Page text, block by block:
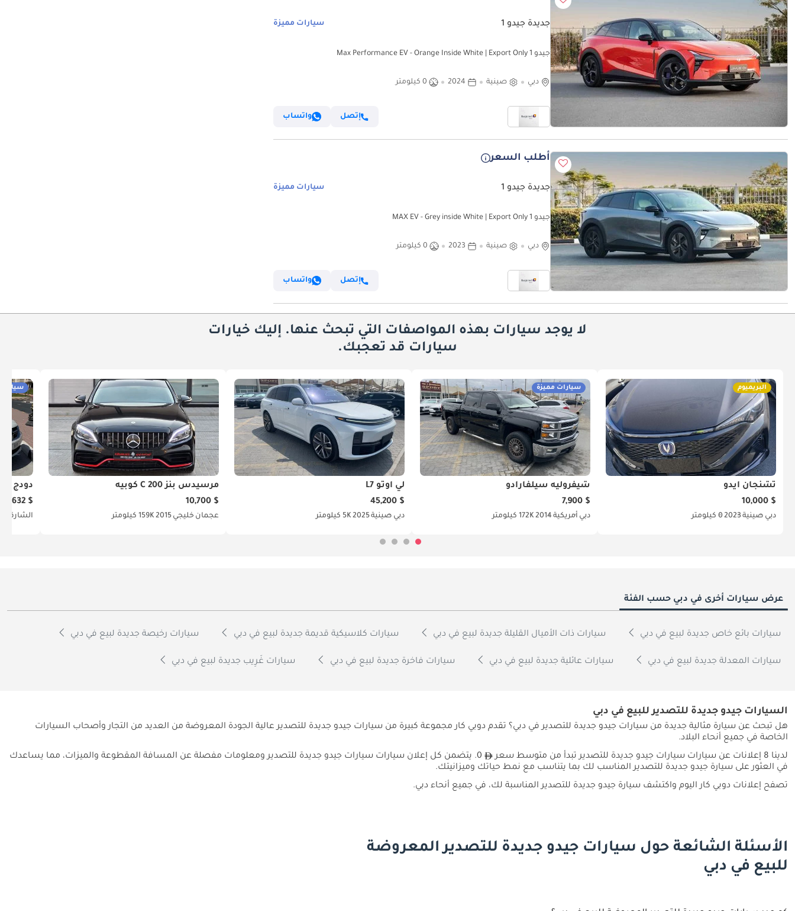
جديدة جيدو 1 سيارات مميزة
جيدو 1 Max Performance EV - Orange Inside White | Export Only
دبي صينية 2024 0 كيلومتر
إتصل واتساب
أطلب السعر
جديدة جيدو 1 سيارات مميزة
جيدو 1 MAX EV - Grey inside White | Export Only
دبي صينية 2023 0 كيلومتر
إتصل واتساب
لا يوجد سيارات بهذه المواصفات التي تبحث عنها. إليك خيارات
سيارات قد تعجبك.
البريميوم
تشنجان ايدو
$ 10,000
دبي صينية20230 كيلومتر
سيارات مميزة
شيفروليه سيلفارادو
$ 7,900
دبي أمريكية2014172K كيلومتر
لي اوتو L7
$ 45,200
دبي صينية20255K كيلومتر
مرسيدس بنز C 200 كوبيه
$ 10,700
عجمان خليجي 2015159K كيلومتر
دودج
$ 4,632
الشارقة
عرض سيارات أخرى في دبي حسب الفئة
سيارات بائع خاص جديدة لبيع في دبي سيارات ذات الأميال القليلة جديدة لبيع في دبي سيارات كلاسيكية قديمة جديدة لبيع في دبي سيارات رخيصة جديدة لبيع في دبي
سيارات المعدلة جديدة لبيع في دبي سيارات عائلية جديدة لبيع في دبي سيارات فاخرة جديدة لبيع في دبي سيارات غَرِيب جديدة لبيع في دبي
السيارات جيدو جديدة للتصدير للبيع في دبي
هل تبحث عن سيارة مثالية جديدة من سيارات جيدو جديدة للتصدير في دبي؟ تقدم دوبي كار مجموعة كبيرة من سيارات جيدو جديدة للتصدير عالية الجودة المعروضة من العديد من التجار وأصحاب السيارات
الخاصة في جميع أنحاء البلاد.
لدينا 8 إعلانات عن سيارات سيارات جيدو جديدة للتصدير تبدأ من متوسط ​​سعر
0. يتضمن كل إعلان سيارات سيارات جيدو جديدة للتصدير ومعلومات مفصلة عن المسافة المقطوعة والميزات، مما يساعدك
في العثور على سيارة جيدو جديدة للتصدير المناسب لك بما يتناسب مع نمط حياتك وميزانيتك.
تصفح إعلانات دوبي كار اليوم واكتشف سيارة جيدو جديدة للتصدير المناسبة لك، في جميع أنحاء دبي.
الأسئلة الشائعة حول سيارات جيدو جديدة للتصدير المعروضة
للبيع في دبي